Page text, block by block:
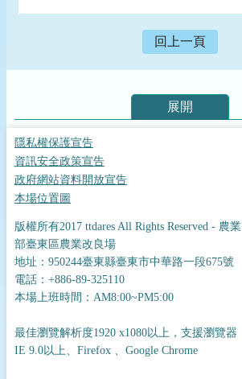
回上一頁
展開
隱私權保護宣告
資訊安全政策宣告
政府網站資料開放宣告
本場位置圖
版權所有2017 ttdares All Rights Reserved - 農業
部臺東區農業改良場
地址：950244臺東縣臺東市中華路一段675號
電話：+886-89-325110
本場上班時間：AM8:00~PM5:00
最佳瀏覽解析度1920 x1080以上，支援瀏覽器
IE 9.0以上、Firefox 、Google Chrome